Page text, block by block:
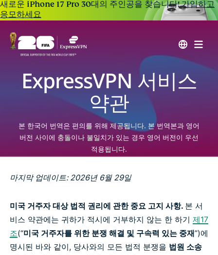
새로운 iPhone 17 Pro 30대의 주인공을 찾습니다!가입하고
응모하세요
ExpressVPN 서비스
약관
본 한국어 번역은 편의를 위해 제공됩니다. 본 번역본과 영어
버전 사이에 충돌이나 불일치가 있는 경우 영어 버전이 우선
적용됩니다.
마지막 업데이트: 2026년 6월 29일
미국 거주자 대상 법적 권리에 관한 중요 고지 사항. 본 서
비스 약관에는 귀하가 적시에 거부하지 않는 한 하기 제17
조(“미국 거주자를 위한 분쟁 해결 및 구속력 있는 중재”)에
명시된 바와 같이, 당사와의 모든 법적 분쟁을 법원 소송